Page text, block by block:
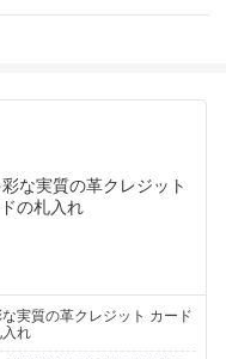
な実質の革クレジット カード
れ